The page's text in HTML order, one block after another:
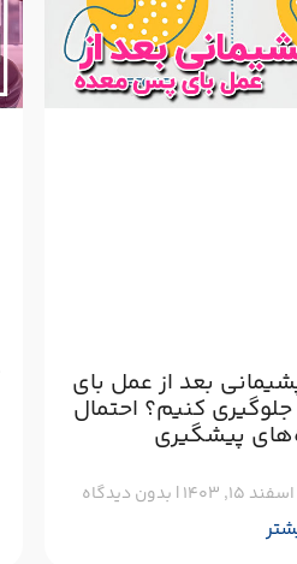
بعد از عمل بای
کنیم؟ احتمال
پیشگیری
اسفند ۱۵, ۱۴۰۳ بدون دیدگاه